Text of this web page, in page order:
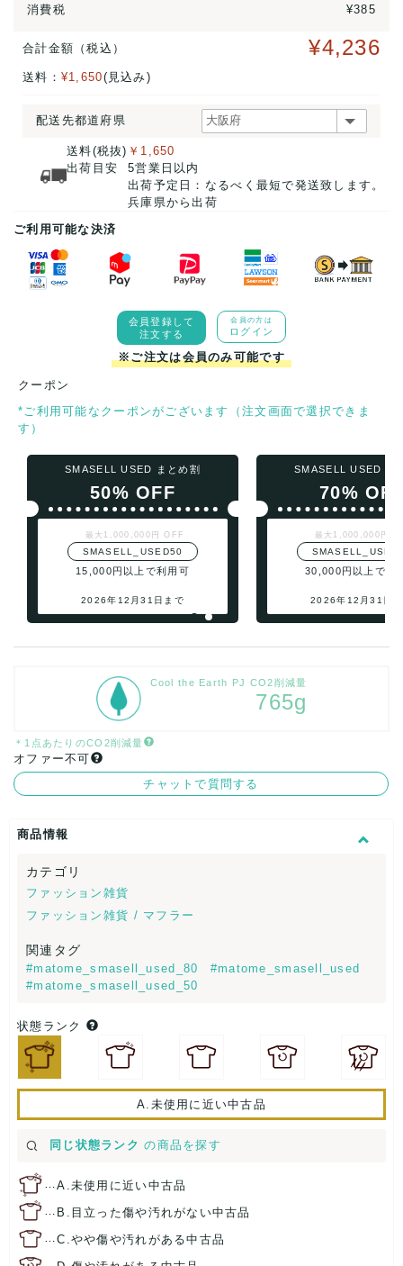
消費税
¥385
合計金額（税込） ¥4,236
送料： ¥1,650(見込み)
配送先都道府県
送料(税抜)
出荷目安
￥1,650
5営業日以内
出荷予定日：なるべく最短で発送致します。
兵庫県から出荷
ご利用可能な決済
会員登録して
注文する
会員の方は
ログイン
※ご注文は会員のみ可能です
クーポン
*ご利用可能なクーポンがございます（注文画面で選択できま
す）
SMASELL USED まとめ割
50% OFF
最大1,000,000円 OFF
SMASELL_USED50
15,000円以上で利用可
2026年12月31日まで
SMASELL USED ま
70%
最大1,000,000円
30,000円以上で利
2026年12月31日
Cool the Earth PJ CO2削減量
765g
＊1点あたりのCO2削減量
オファー不可
チャットで質問する
商品情報
カテゴリ
ファッション雑貨
ファッション雑貨 / マフラー
関連タグ
#matome_smasell_used_80
#matome_smasell_used
#matome_smasell_used_50
状態ランク
A.未使用に近い中古品
同じ状態ランク の商品を探す
…A.未使用に近い中古品
… B.目立った傷や汚れがない中古品
…C.やや傷や汚れがある中古品